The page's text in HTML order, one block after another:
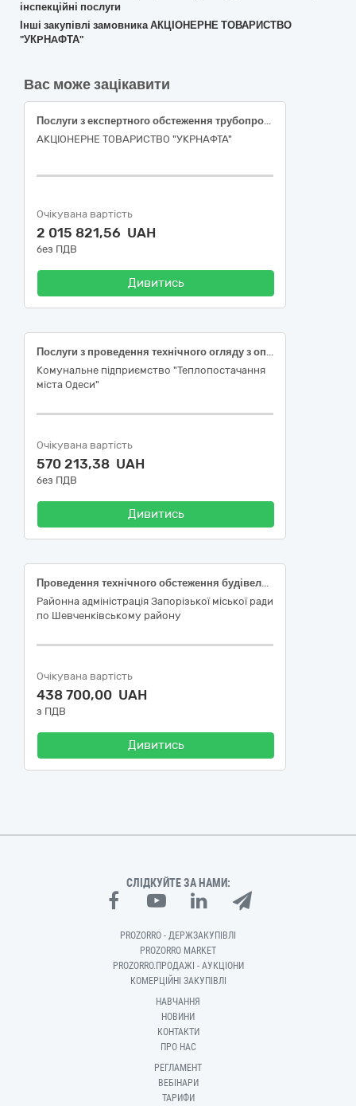
інспекційні послуги
Інші закупівлі замовника АКЦІОНЕРНЕ ТОВАРИСТВО
"УКPНAФТА"
Вас може зацікавити
Послуги з експертного обстеження трубопроводів облаштованих засобами катодного захисту для Нафтогазовидобувного управління «Охтирканафтогаз»
АКЦІОНЕРНЕ ТОВАРИСТВО "УКPНAФТА"
Очікувана вартість
2 015 821,56 UAH
без ПДВ
Дивитись
Послуги з проведення технічного огляду з опосвідченням та експертним обстеженням (технічним діагностуванням) електроустаткування підвищеної небезпеки (напругою понад 1000 В)
Комунальне підприємство "Теплопостачання
міста Одеси"
Очікувана вартість
570 213,38 UAH
без ПДВ
Дивитись
Проведення технічного обстеження будівель та споруд приватного сектору, які було пошкоджено внаслідок збройної агресії російської федерації
Районна адміністрація Запорізької міської ради
по Шевченківському району
Очікувана вартість
438 700,00 UAH
з ПДВ
Дивитись
СЛІДКУЙТЕ ЗА НАМИ:
PROZORRO - ДЕРЖЗАКУПІВЛІ
PROZORRO MARKET
PROZORRO.ПРОДАЖІ - АУКЦІОНИ
КОМЕРЦІЙНІ ЗАКУПІВЛІ
НАВЧАННЯ
НОВИНИ
КОНТАКТИ
ПРО НАС
РЕГЛАМЕНТ
ВЕБІНАРИ
ТАРИФИ